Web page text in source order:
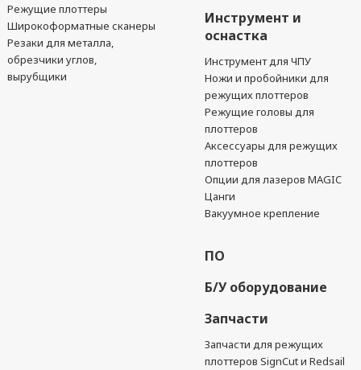
Режущие плоттеры
Широкоформатные сканеры
Резаки для металла,
обрезчики углов,
вырубщики
Инструмент и
оснастка
Инструмент для ЧПУ
Ножи и пробойники для
режущих плоттеров
Режущие головы для
плоттеров
Аксессуары для режущих
плоттеров
Опции для лазеров MAGIC
Цанги
Вакуумное крепление
ПО
Б/У оборудование
Запчасти
Запчасти для режущих
плоттеров SignCut и Redsail